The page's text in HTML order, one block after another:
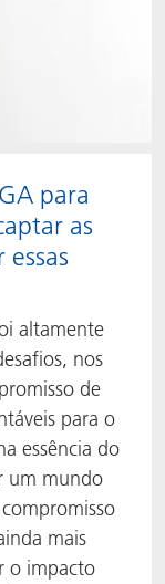
para
as
altamente
nos
de
para o
essência do
um mundo
mais
o impacto